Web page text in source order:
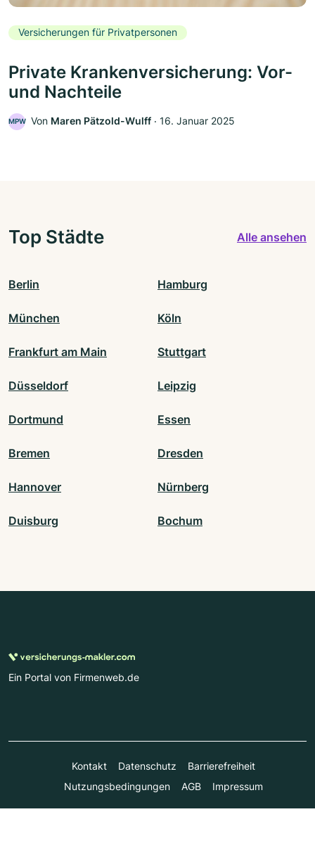
Versicherungen für Privatpersonen
Private Krankenversicherung: Vor-
und Nachteile
MPW Von Maren Pätzold-Wulff ‧ 16. Januar 2025
Top Städte Alle ansehen
Berlin Hamburg
München Köln
Frankfurt am Main Stuttgart
Düsseldorf Leipzig
Dortmund Essen
Bremen Dresden
Hannover Nürnberg
Duisburg Bochum
Ein Portal von Firmenweb.de
Kontakt Datenschutz
Barrierefreiheit
Nutzungsbedingungen
AGB Impressum